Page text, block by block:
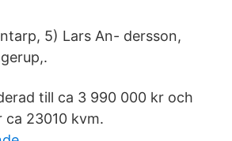
5) Lars An- dersson,
till ca 3 990 000 kr och
23010 kvm.